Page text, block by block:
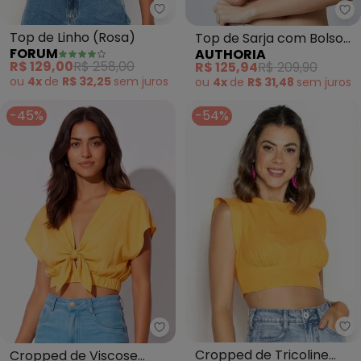
Forum - Top de Linho (Rosa)
Top de Linho (Rosa)
FORUM
R$ 129,00R$ 258,00
ou 4x de R$ 32,25 sem juros
Top de Sarja com Bolso
Embutido Fake (Bege)
AUTHORIA
R$ 125,94R$ 209,90
ou 4x de R$ 31,48 sem juros
-45%
Colcci - Cropped de Viscose
Cropped de Viscose
-54%
Cropped de Tricoline